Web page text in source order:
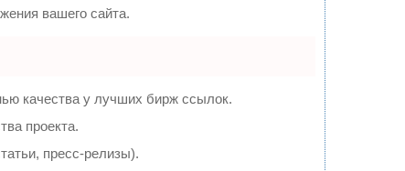
вашего сайта.
качества у лучших бирж ссылок.
проекта.
пресс-релизы).